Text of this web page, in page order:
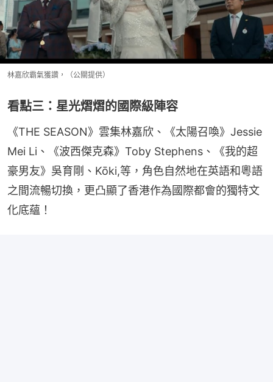
林嘉欣霸氣獲讚，（公關提供）
看點三：星光熠熠的國際級陣容
《THE SEASON》雲集林嘉欣、《太陽召喚》Jessie
Mei Li、《波西傑克森》Toby Stephens、《我的超
豪男友》吳育剛、Kōki,等，角色自然地在英語和粵語
之間流暢切換，更凸顯了香港作為國際都會的獨特文
化底蘊！